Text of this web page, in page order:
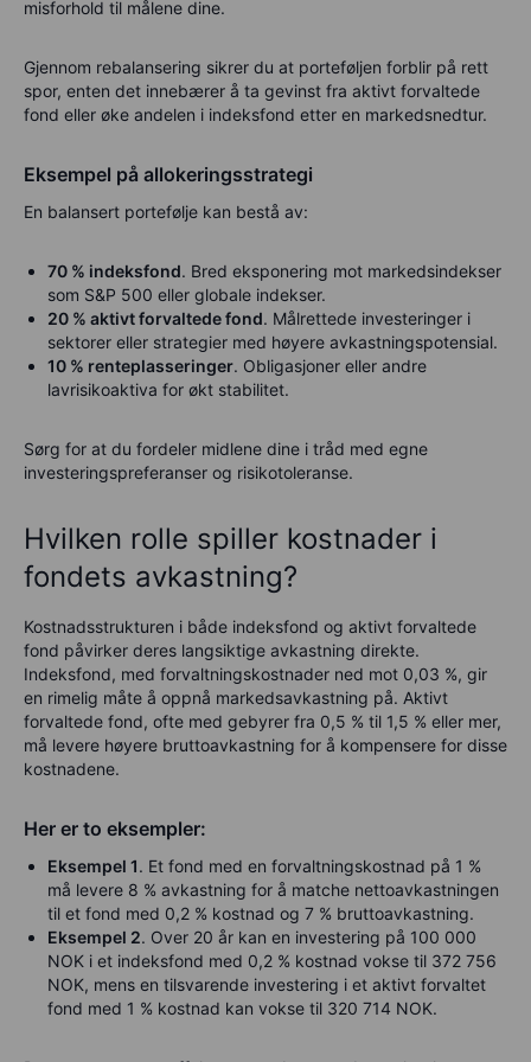
misforhold til målene dine.
Gjennom rebalansering sikrer du at porteføljen forblir på rett
spor, enten det innebærer å ta gevinst fra aktivt forvaltede
fond eller øke andelen i indeksfond etter en markedsnedtur.
Eksempel på allokeringsstrategi
En balansert portefølje kan bestå av:
70 % indeksfond. Bred eksponering mot markedsindekser
som S&P 500 eller globale indekser.
20 % aktivt forvaltede fond. Målrettede investeringer i
sektorer eller strategier med høyere avkastningspotensial.
10 % renteplasseringer. Obligasjoner eller andre
lavrisikoaktiva for økt stabilitet.
Sørg for at du fordeler midlene dine i tråd med egne
investeringspreferanser og risikotoleranse.
Hvilken rolle spiller kostnader i
fondets avkastning?
Kostnadsstrukturen i både indeksfond og aktivt forvaltede
fond påvirker deres langsiktige avkastning direkte.
Indeksfond, med forvaltningskostnader ned mot 0,03 %, gir
en rimelig måte å oppnå markedsavkastning på. Aktivt
forvaltede fond, ofte med gebyrer fra 0,5 % til 1,5 % eller mer,
må levere høyere bruttoavkastning for å kompensere for disse
kostnadene.
Her er to eksempler:
Eksempel 1. Et fond med en forvaltningskostnad på 1 %
må levere 8 % avkastning for å matche nettoavkastningen
til et fond med 0,2 % kostnad og 7 % bruttoavkastning.
Eksempel 2. Over 20 år kan en investering på 100 000
NOK i et indeksfond med 0,2 % kostnad vokse til 372 756
NOK, mens en tilsvarende investering i et aktivt forvaltet
fond med 1 % kostnad kan vokse til 320 714 NOK.